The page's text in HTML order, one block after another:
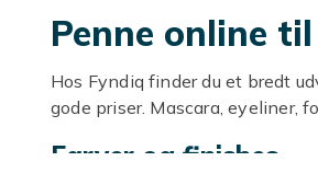
Penne online
Hos Fyndiq finder du et bredt
gode priser. Mascara, eyeliner,
Farver og finishes